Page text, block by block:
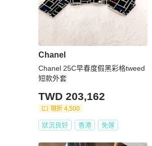
Chanel
Chanel 25C早春度假黑彩格tweed
短款外套
TWD 203,162
現折 4,500
狀況良好 香港 免運